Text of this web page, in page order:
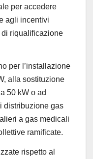
per accedere
agli incentivi
riqualificazione
per l’installazione
alla sostituzione
50 kW o ad
distribuzione gas
a gas medicali
ramificate.
rispetto al